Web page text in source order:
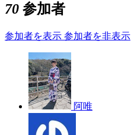
70 参加者
参加者を表示 参加者を非表示
阿唯